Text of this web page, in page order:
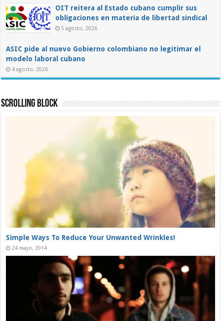
OIT reitera al Estado cubano cumplir sus
obligaciones en materia de libertad sindical
5 agosto, 2026
ASIC pide al nuevo Gobierno colombiano no legitimar el
modelo laboral cubano
4 agosto, 2026
Scrolling Block
Used Car Dealer Sales Tricks Exposed
24 enero, 2015